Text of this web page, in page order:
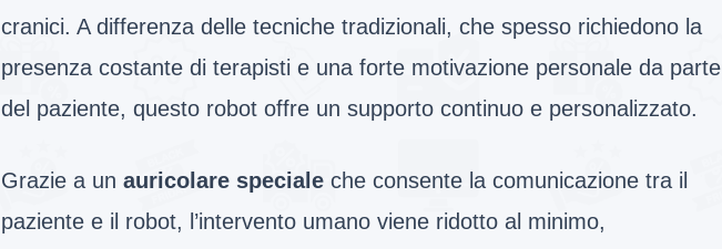
cranici. A differenza delle tecniche tradizionali, che spesso richiedono la
presenza costante di terapisti e una forte motivazione personale da parte
del paziente, questo robot offre un supporto continuo e personalizzato.
Grazie a un auricolare speciale che consente la comunicazione tra il
paziente e il robot, l’intervento umano viene ridotto al minimo,